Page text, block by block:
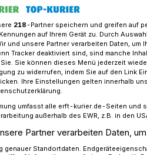
Harff feiert Schützenfest in Kaster:​
erhalten
218-Partner speichern und greifen auf
auf Ihrem Gerät zu. Durch
und unsere Partner verarbeiten Daten,
Tracker deaktiviert sind, sind manche
Sie können dieses Menü jederzeit
zu widerrufen, indem Sie auf den Link
Ihre Einstellungen gelten innerhalb
umfasst alle erft-kurier.de-Seiten und
außerhalb des EWR, z.B. in den
Partner verarbeiten Daten,
genauer Standortdaten.